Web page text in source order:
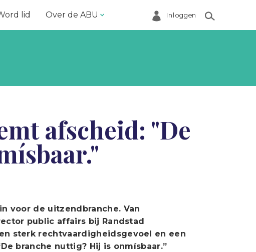
lid Over de ABU
Helpdesk
Ledenregister
Ledenservice
Magazine VoorWerk
Over de ABU
Statuten en reglementen
Vacatures
Inloggen
afscheid: "De
voor de uitzendbranche. Van
public affairs bij Randstad
sterk rechtvaardigheidsgevoel en een
branche nuttig? Hij is onmísbaar.”